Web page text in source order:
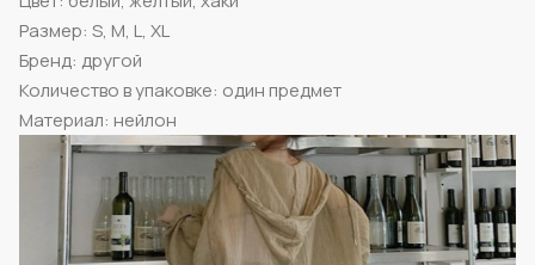
Размер: S, M, L, XL
Бренд: другой
Количество в упаковке: один предмет
Материал: нейлон